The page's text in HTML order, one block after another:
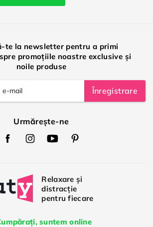
te la newsletter pentru a primi
promoțiile noastre exclusive și
noile produse
Înregistrare
Urmărește-ne
Zuty
Facebook
Zuty
Instagram
Zuty
Youtube
Zuty
Pinterest
suntem online